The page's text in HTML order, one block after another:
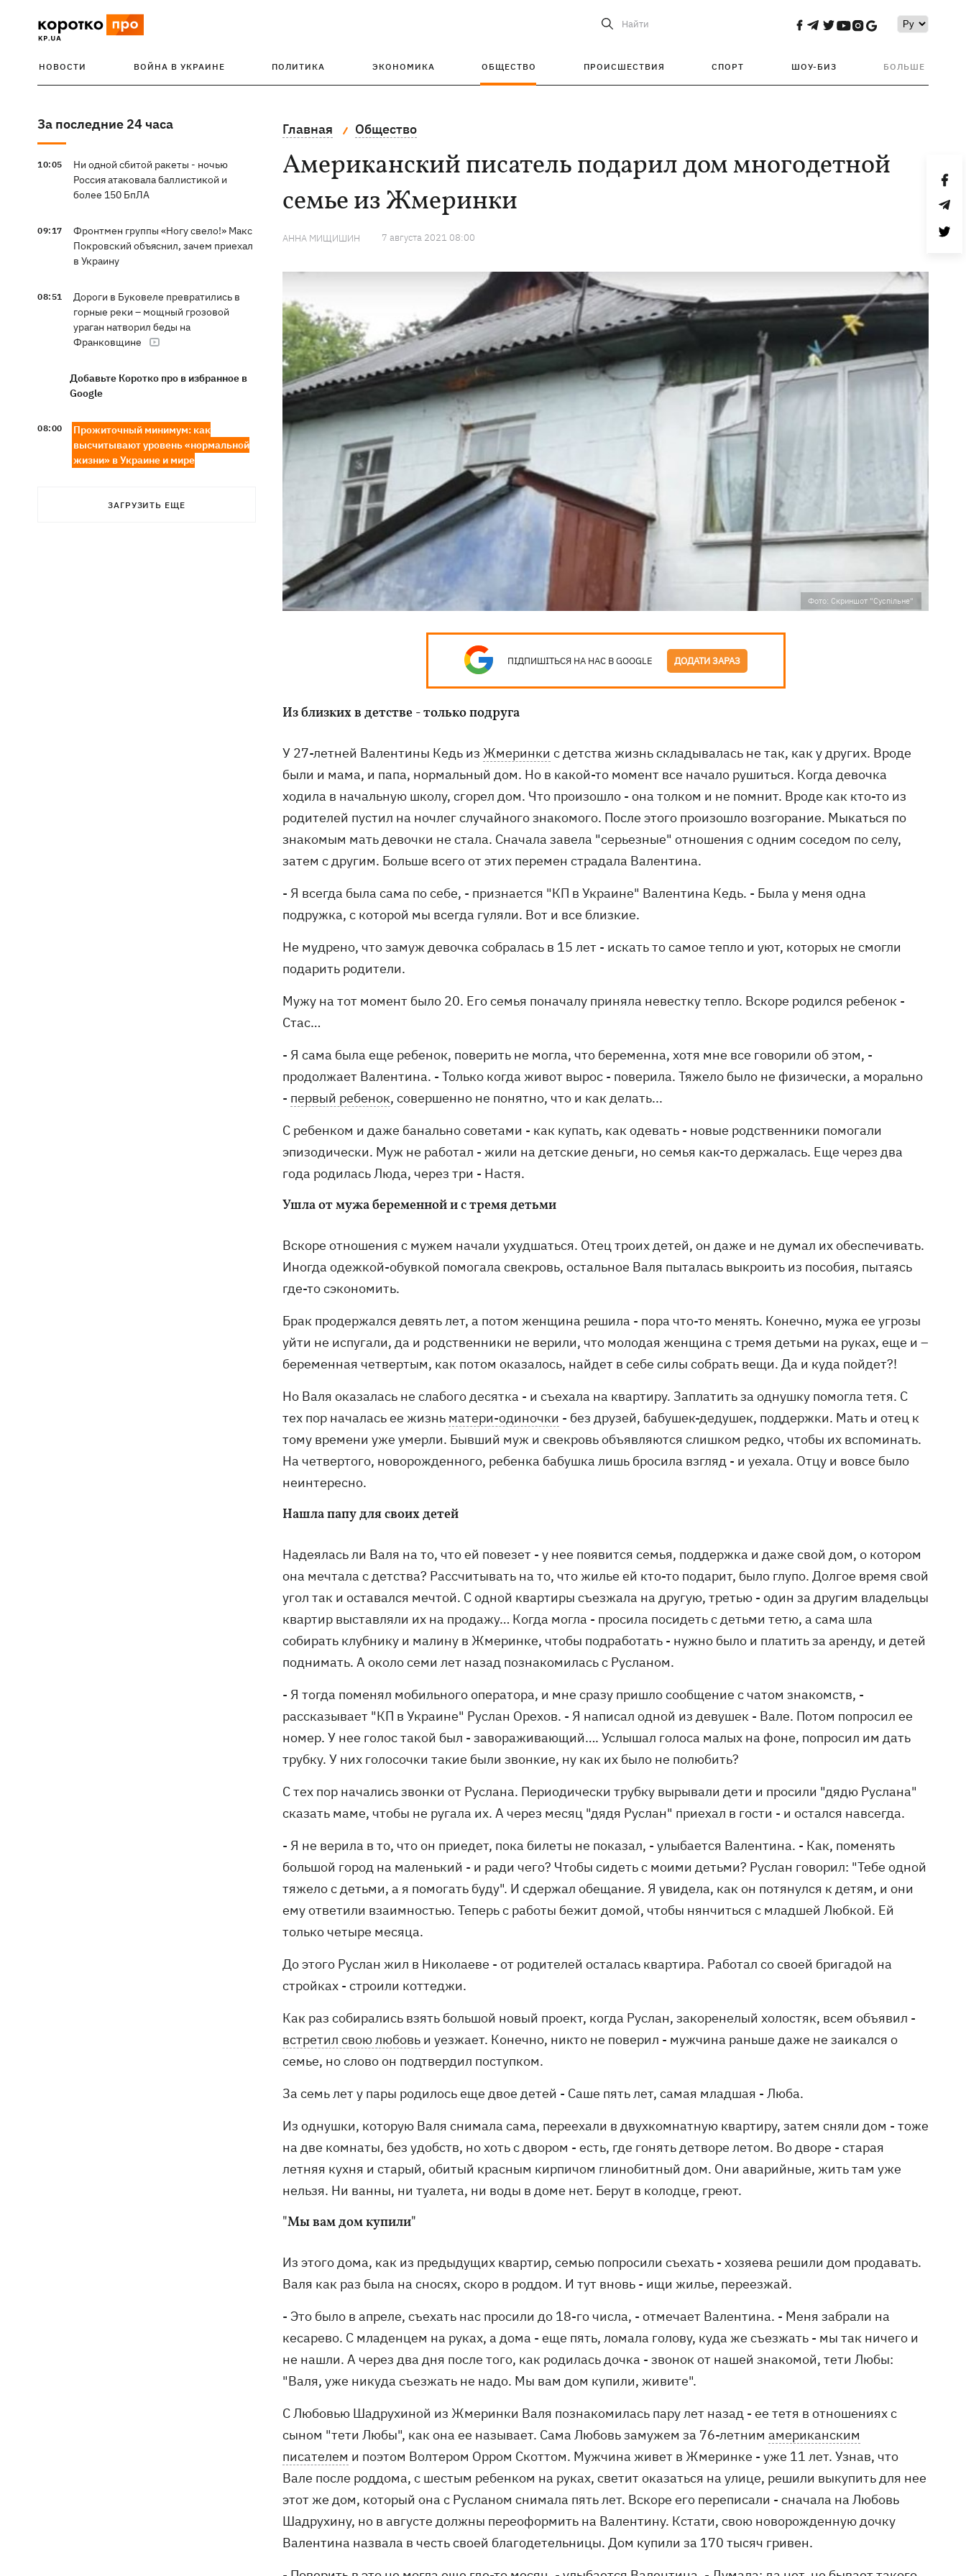
Найти
НОВОСТИ ВОЙНА В УКРАИНЕ ПОЛИТИКА ЭКОНОМИКА ОБЩЕСТВО ПРОИСШЕСТВИЯ СПОРТ ШОУ-БИЗ БОЛЬШЕ
За последние 24 часа
10:05
Ни одной сбитой ракеты - ночью
Россия атаковала баллистикой и
более 150 БпЛА
09:17
Фронтмен группы «Ногу свело!» Макс
Покровский объяснил, зачем приехал
в Украину
08:51
Дороги в Буковеле превратились в
горные реки – мощный грозовой
ураган натворил беды на
Франковщине
Добавьте Коротко про в избранное в
Google
08:00
Прожиточный минимум: как
высчитывают уровень «нормальной
жизни» в Украине и мире
драка, есть раненые, - соцсети
ЗАГРУЗИТЬ ЕЩЕ
Главная Общество
Американский писатель подарил дом многодетной
семье из Жмеринки
АННА МИЩИШИН 7 августа 2021 08:00
Фото: Скриншот "Суспільне"
ПІДПИШІТЬСЯ НА НАС В GOOGLE ДОДАТИ ЗАРАЗ
Из близких в детстве - только подруга
У 27-летней Валентины Кедь из Жмеринки с детства жизнь складывалась не так, как у других. Вроде
были и мама, и папа, нормальный дом. Но в какой-то момент все начало рушиться. Когда девочка
ходила в начальную школу, сгорел дом. Что произошло - она толком и не помнит. Вроде как кто-то из
родителей пустил на ночлег случайного знакомого. После этого произошло возгорание. Мыкаться по
знакомым мать девочки не стала. Сначала завела "серьезные" отношения с одним соседом по селу,
затем с другим. Больше всего от этих перемен страдала Валентина.
- Я всегда была сама по себе, - признается "КП в Украине" Валентина Кедь. - Была у меня одна
подружка, с которой мы всегда гуляли. Вот и все близкие.
Не мудрено, что замуж девочка собралась в 15 лет - искать то самое тепло и уют, которых не смогли
подарить родители.
Мужу на тот момент было 20. Его семья поначалу приняла невестку тепло. Вскоре родился ребенок -
Стас…
- Я сама была еще ребенок, поверить не могла, что беременна, хотя мне все говорили об этом, -
продолжает Валентина. - Только когда живот вырос - поверила. Тяжело было не физически, а морально
- первый ребенок, совершенно не понятно, что и как делать...
С ребенком и даже банально советами - как купать, как одевать - новые родственники помогали
эпизодически. Муж не работал - жили на детские деньги, но семья как-то держалась. Еще через два
года родилась Люда, через три - Настя.
Ушла от мужа беременной и с тремя детьми
Вскоре отношения с мужем начали ухудшаться. Отец троих детей, он даже и не думал их обеспечивать.
Иногда одежкой-обувкой помогала свекровь, остальное Валя пыталась выкроить из пособия, пытаясь
где-то сэкономить.
Брак продержался девять лет, а потом женщина решила - пора что-то менять. Конечно, мужа ее угрозы
уйти не испугали, да и родственники не верили, что молодая женщина с тремя детьми на руках, еще и –
беременная четвертым, как потом оказалось, найдет в себе силы собрать вещи. Да и куда пойдет?!
Но Валя оказалась не слабого десятка - и съехала на квартиру. Заплатить за однушку помогла тетя. С
тех пор началась ее жизнь матери-одиночки - без друзей, бабушек-дедушек, поддержки. Мать и отец к
тому времени уже умерли. Бывший муж и свекровь объявляются слишком редко, чтобы их вспоминать.
На четвертого, новорожденного, ребенка бабушка лишь бросила взгляд - и уехала. Отцу и вовсе было
неинтересно.
Нашла папу для своих детей
Надеялась ли Валя на то, что ей повезет - у нее появится семья, поддержка и даже свой дом, о котором
она мечтала с детства? Рассчитывать на то, что жилье ей кто-то подарит, было глупо. Долгое время свой
угол так и оставался мечтой. С одной квартиры съезжала на другую, третью - один за другим владельцы
квартир выставляли их на продажу… Когда могла - просила посидеть с детьми тетю, а сама шла
собирать клубнику и малину в Жмеринке, чтобы подработать - нужно было и платить за аренду, и детей
поднимать. А около семи лет назад познакомилась с Русланом.
- Я тогда поменял мобильного оператора, и мне сразу пришло сообщение с чатом знакомств, -
рассказывает "КП в Украине" Руслан Орехов. - Я написал одной из девушек - Вале. Потом попросил ее
номер. У нее голос такой был - завораживающий…. Услышал голоса малых на фоне, попросил им дать
трубку. У них голосочки такие были звонкие, ну как их было не полюбить?
С тех пор начались звонки от Руслана. Периодически трубку вырывали дети и просили "дядю Руслана"
сказать маме, чтобы не ругала их. А через месяц "дядя Руслан" приехал в гости - и остался навсегда.
- Я не верила в то, что он приедет, пока билеты не показал, - улыбается Валентина. - Как, поменять
большой город на маленький - и ради чего? Чтобы сидеть с моими детьми? Руслан говорил: "Тебе одной
тяжело с детьми, а я помогать буду". И сдержал обещание. Я увидела, как он потянулся к детям, и они
ему ответили взаимностью. Теперь с работы бежит домой, чтобы нянчиться с младшей Любкой. Ей
только четыре месяца.
До этого Руслан жил в Николаеве - от родителей осталась квартира. Работал со своей бригадой на
стройках - строили коттеджи.
Как раз собирались взять большой новый проект, когда Руслан, закоренелый холостяк, всем объявил -
встретил свою любовь и уезжает. Конечно, никто не поверил - мужчина раньше даже не заикался о
семье, но слово он подтвердил поступком.
За семь лет у пары родилось еще двое детей - Саше пять лет, самая младшая - Люба.
Из однушки, которую Валя снимала сама, переехали в двухкомнатную квартиру, затем сняли дом - тоже
на две комнаты, без удобств, но хоть с двором - есть, где гонять детворе летом. Во дворе - старая
летняя кухня и старый, обитый красным кирпичом глинобитный дом. Они аварийные, жить там уже
нельзя. Ни ванны, ни туалета, ни воды в доме нет. Берут в колодце, греют.
"Мы вам дом купили"
Из этого дома, как из предыдущих квартир, семью попросили съехать - хозяева решили дом продавать.
Валя как раз была на сносях, скоро в роддом. И тут вновь - ищи жилье, переезжай.
- Это было в апреле, съехать нас просили до 18-го числа, - отмечает Валентина. - Меня забрали на
кесарево. С младенцем на руках, а дома - еще пять, ломала голову, куда же съезжать - мы так ничего и
не нашли. А через два дня после того, как родилась дочка - звонок от нашей знакомой, тети Любы:
"Валя, уже никуда съезжать не надо. Мы вам дом купили, живите".
С Любовью Шадрухиной из Жмеринки Валя познакомилась пару лет назад - ее тетя в отношениях с
сыном "тети Любы", как она ее называет. Сама Любовь замужем за 76-летним американским
писателем и поэтом Волтером Орром Скоттом. Мужчина живет в Жмеринке - уже 11 лет. Узнав, что
Вале после роддома, с шестым ребенком на руках, светит оказаться на улице, решили выкупить для нее
этот же дом, который она с Русланом снимала пять лет. Вскоре его переписали - сначала на Любовь
Шадрухину, но в августе должны переоформить на Валентину. Кстати, свою новорожденную дочку
Валентина назвала в честь своей благодетельницы. Дом купили за 170 тысяч гривен.